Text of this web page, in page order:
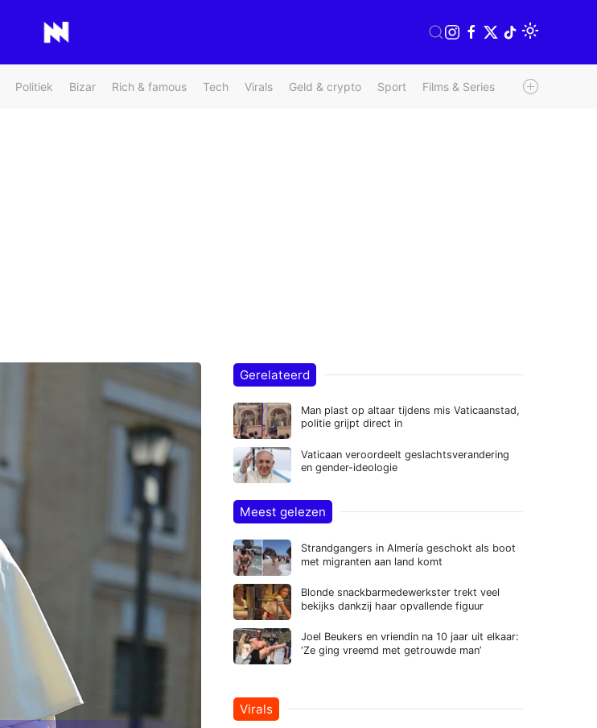
Politiek Bizar Rich & famous Tech Virals Geld & crypto Sport Films & Series Radio & TV
Gerelateerd
Man plast op altaar tijdens mis Vaticaanstad,
politie grijpt direct in
Vaticaan veroordeelt geslachtsverandering
en gender-ideologie
Meest gelezen
Strandgangers in Almería geschokt als boot
met migranten aan land komt
Blonde snackbarmedewerkster trekt veel
bekijks dankzij haar opvallende figuur
Joel Beukers en vriendin na 10 jaar uit elkaar:
‘Ze ging vreemd met getrouwde man’
Virals